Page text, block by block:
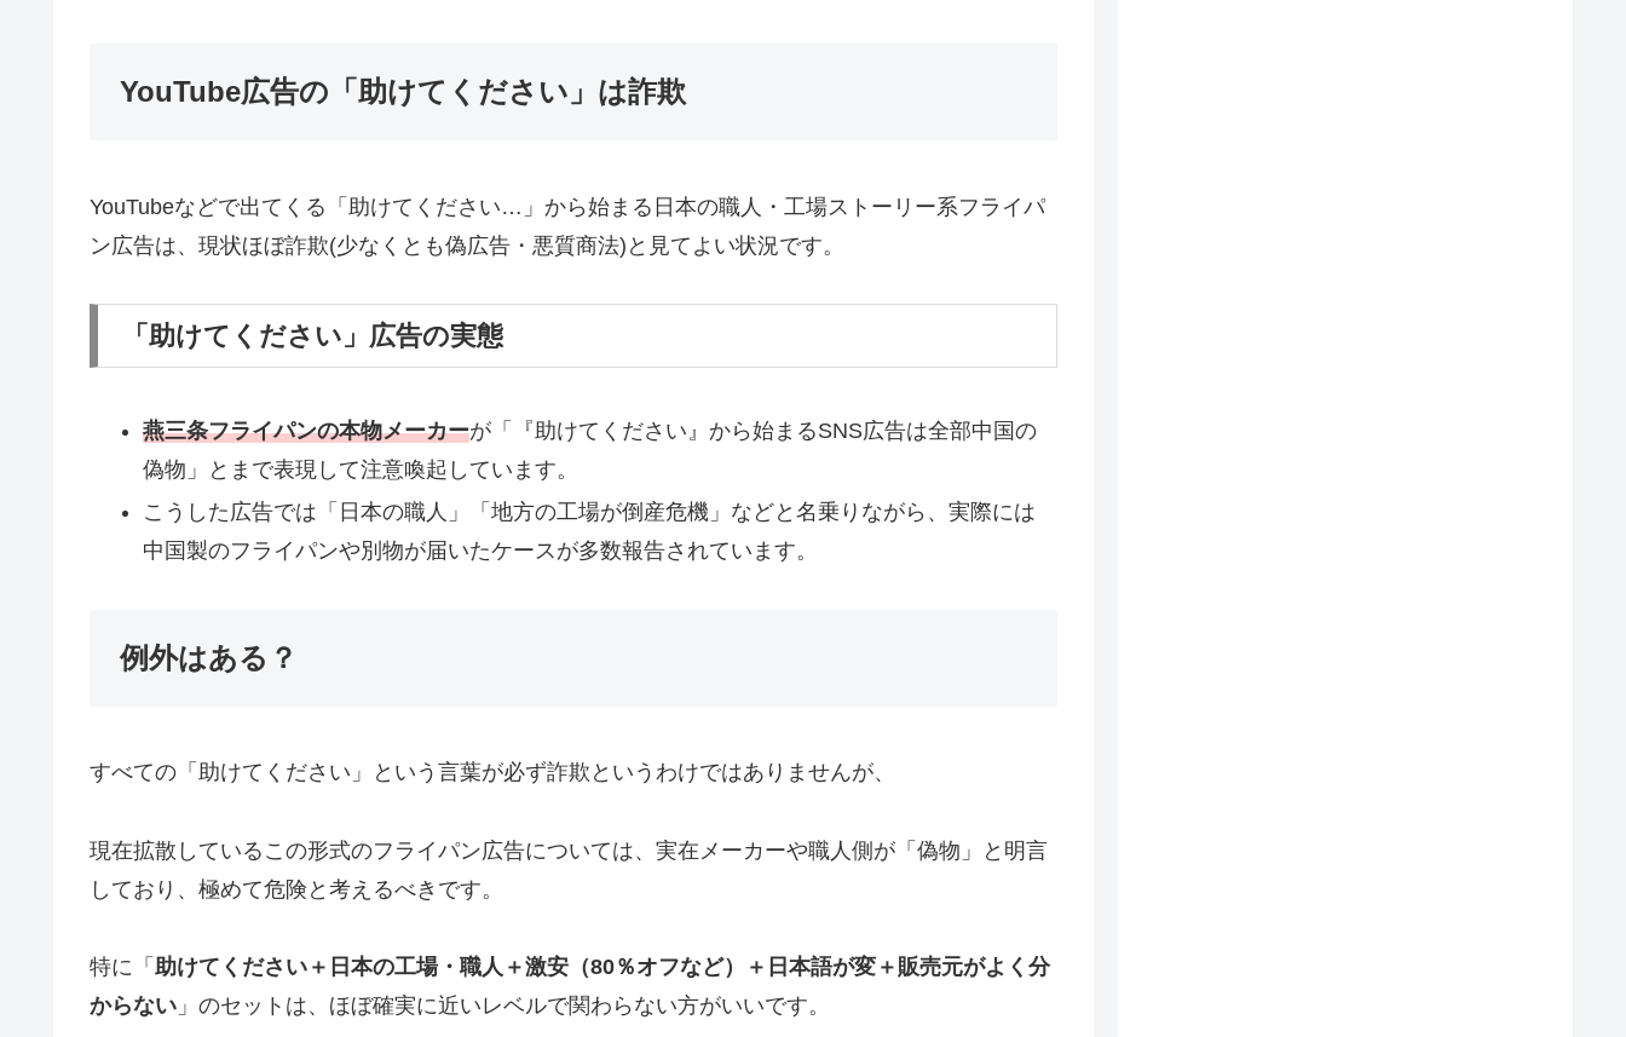
YouTube広告の「助けてください」は詐欺
YouTubeなどで出てくる「助けてください…」から始まる日本の職人・工場ストーリー系フライパ
ン広告は、現状ほぼ詐欺(少なくとも偽広告・悪質商法)と見てよい状況です。
「助けてください」広告の実態
燕三条フライパンの本物メーカーが「『助けてください』から始まるSNS広告は全部中国の
偽物」とまで表現して注意喚起しています。
こうした広告では「日本の職人」「地方の工場が倒産危機」などと名乗りながら、実際には
中国製のフライパンや別物が届いたケースが多数報告されています。
例外はある？
すべての「助けてください」という言葉が必ず詐欺というわけではありませんが、
現在拡散しているこの形式のフライパン広告については、実在メーカーや職人側が「偽物」と明言
しており、極めて危険と考えるべきです。
特に「 助けてください＋日本の工場・職人＋激安（80％オフなど）＋日本語が変＋販売元がよく分
からない 」のセットは、ほぼ確実に近いレベルで関わらない方がいいです。